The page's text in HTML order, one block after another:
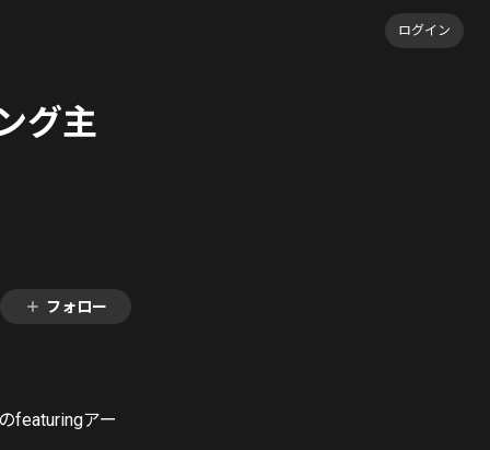
ログイン
グ主
フォロー
featuringアー